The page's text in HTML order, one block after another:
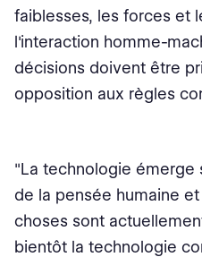
faiblesses, les forces et
l'interaction homme-
décisions doivent être
opposition aux règles
"La technologie
de la pensée humaine
choses sont
bientôt la technologie